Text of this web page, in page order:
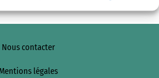
Nous contacter
Mentions légales